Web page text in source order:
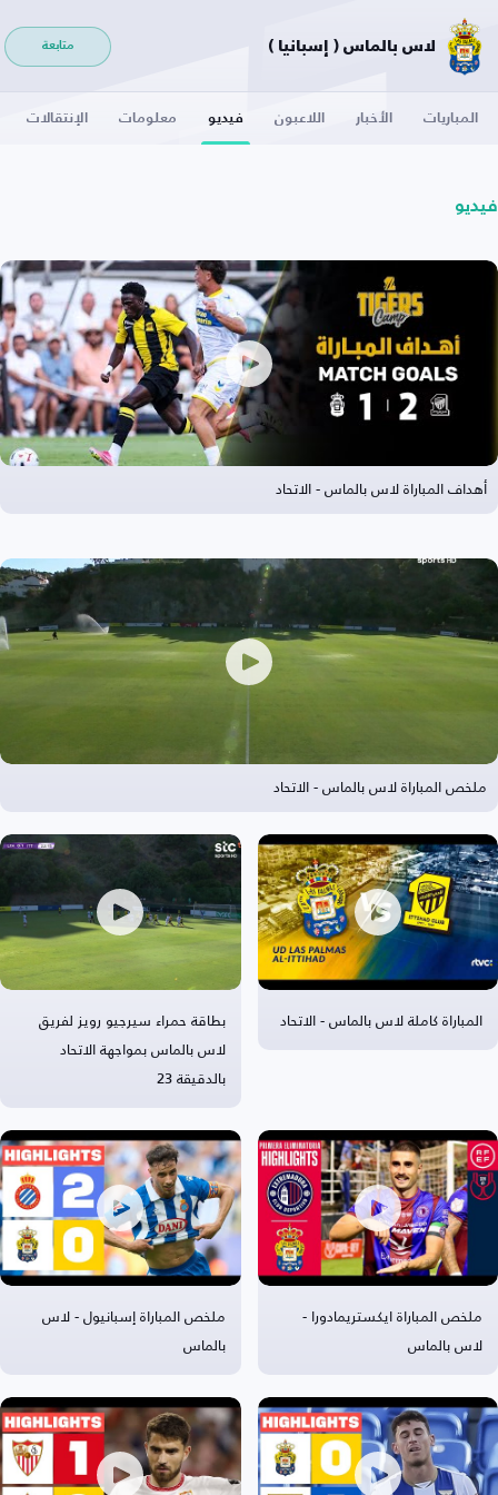
لاس بالماس ( إسبانيا ) متابعة
المباريات الأخبار اللاعبون فيديو معلومات الإنتقالات
فيديو
أهداف المباراة لاس بالماس - الاتحاد
ملخص المباراة لاس بالماس - الاتحاد
المباراة كاملة لاس بالماس - الاتحاد
بطاقة حمراء سيرجيو رويز لفريق
لاس بالماس بمواجهة الاتحاد
بالدقيقة 23
ملخص المباراة ايكستريمادورا -
لاس بالماس
ملخص المباراة إسبانيول - لاس
بالماس